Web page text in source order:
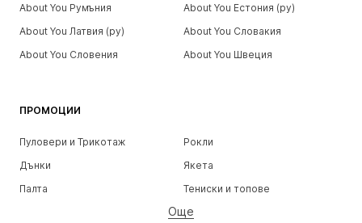
ПРОМОЦИИ
Пуловери и Трикотаж
Рокли
Дънки
Якета
Палта
Тениски и топове
Бельо
Още
About You Румъния
About You Естония (ру)
About You Латвия (ру)
About You Словакия
About You Словения
About You Швеция